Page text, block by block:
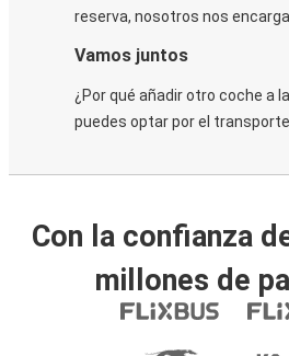
reserva, nosotros nos
Vamos juntos
¿Por qué añadir otro coche a
puedes optar por el
Con la confianza
millones de